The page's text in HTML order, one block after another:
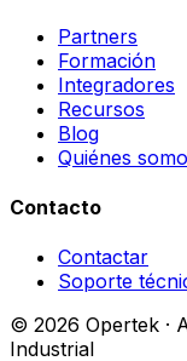
Partners
Formación
Integradores
Recursos
Blog
Quiénes
Contacto
Contactar
Soporte
© 2026 Opertek ·
Industrial